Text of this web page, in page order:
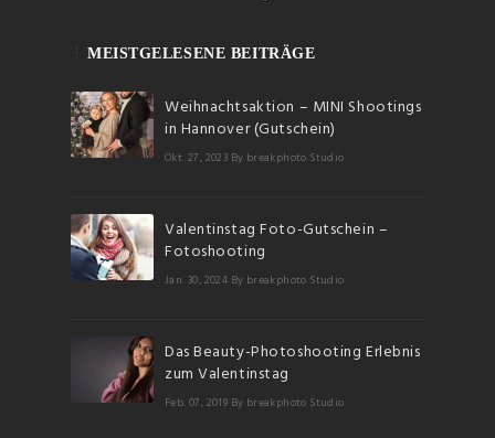
MEISTGELESENE BEITRÄGE
Weihnachtsaktion – MINI Shootings
in Hannover (Gutschein)
Okt. 27, 2023 By breakphoto Studio
Valentinstag Foto-Gutschein –
Fotoshooting
Jan. 30, 2024 By breakphoto Studio
Das Beauty-Photoshooting Erlebnis
zum Valentinstag
Feb. 07, 2019 By breakphoto Studio